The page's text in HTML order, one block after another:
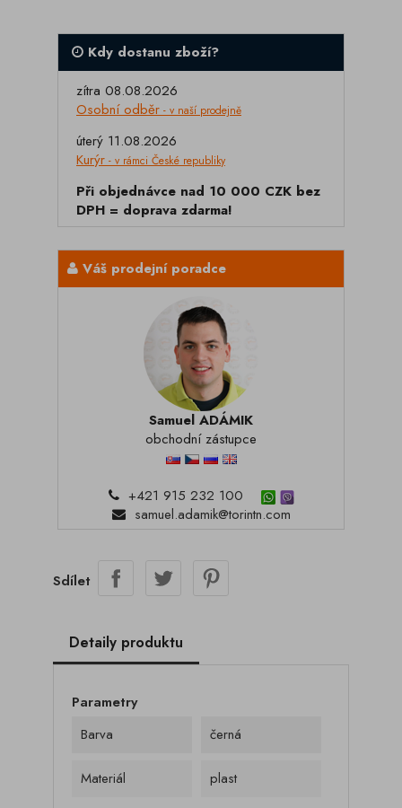
Kdy dostanu zboží?
zítra 08.08.2026
Osobní odběr - v naší prodejně
úterý 11.08.2026
Kurýr - v rámci České republiky
Při objednávce nad 10 000 CZK bez
DPH = doprava zdarma!
Váš prodejní poradce
Samuel ADÁMIK
obchodní zástupce
+421 915 232 100
samuel.adamik@torintn.com
Sdílet
Detaily produktu
Parametry
Barva
černá
Materiál plast